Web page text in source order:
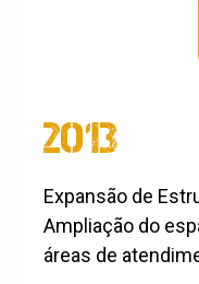
2013
Expansão de
Ampliação do
áreas de